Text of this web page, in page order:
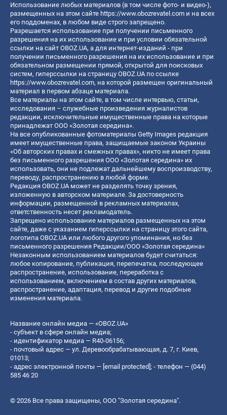
Использование любых материалов (в том числе фото- и видео-),
размещенных на этом сайте https://www.obozrevatel.com и на всех
его поддоменах, в любом виде строго запрещено.
Разрешается использование при получении письменного
разрешения на их использование и при условии обязательной
ссылки на сайт OBOZ.UA, а для интернет-изданий - при
получении письменного разрешения на их использование и при
обязательном размещении прямой, открытой для поисковых
систем, гиперссылки на страницу OBOZ.UA по ссылке
https://www.obozrevatel.com, на которой размещен оригинальный
материал в первом абзаце материала.
Все материалы на этом сайте, в том числе интервью, статьи,
исследования – служебные произведения журналистов
редакции, исключительные имущественные права на которые
принадлежат ООО «Золотая середина».
На все опубликованные фотоматериалы Getty Images редакция
имеет имущественные права, защищаемые законом Украины
«Об авторских правах и смежных правах», никто не имеет права
без письменного разрешения ООО «Золотая середина» их
использовать, они не подлежат дальнейшему воспроизводству,
переводу, распространению в любой форме.
Редакция OBOZ.UA может не разделять точку зрения,
изложенную в авторском материале. За достоверность
информации, размещенной в рекламных материалах,
ответственность несет рекламодатель.
Запрещено использование материалов размещенных на этом
сайте, даже с указанием гиперссылки на страницу этого сайта,
логотипа OBOZ.UA или любого другого упоминания, но без
письменного разрешения Редакции/ООО «Золотая середина»
Незаконным использованием материалов будет считаться:
любое копирование, публикация, перепечатка, последующее
распространение, использование, переработка с
использованием, включением в состав других материалов,
распространение, адаптация, перевод и другие подобные
изменения материала.
Название онлайн медиа — «OBOZ.UA»
- субъект в сфере онлайн медиа;
- идентификатор медиа — R40-06156;
- почтовый адрес — ул. Деревообрабатывающая, д. 7, г. Киев,
01013;
- адрес электронной почты — [email protected]; - телефон — (044)
585 46 20
© 2026 Все права защищены, ООО "Золотая середина".